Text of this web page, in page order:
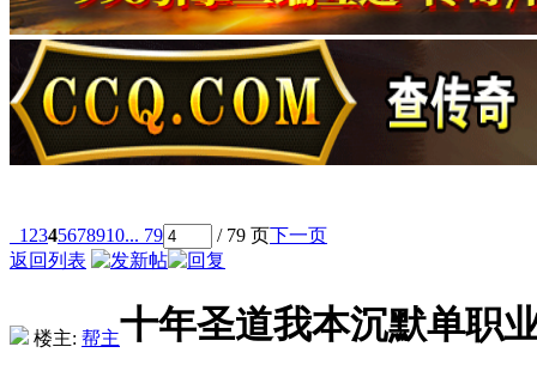
1 2345678910... 79 / 79 页下一页
返回列表
楼主: 帮主十年圣道我本沉默单职